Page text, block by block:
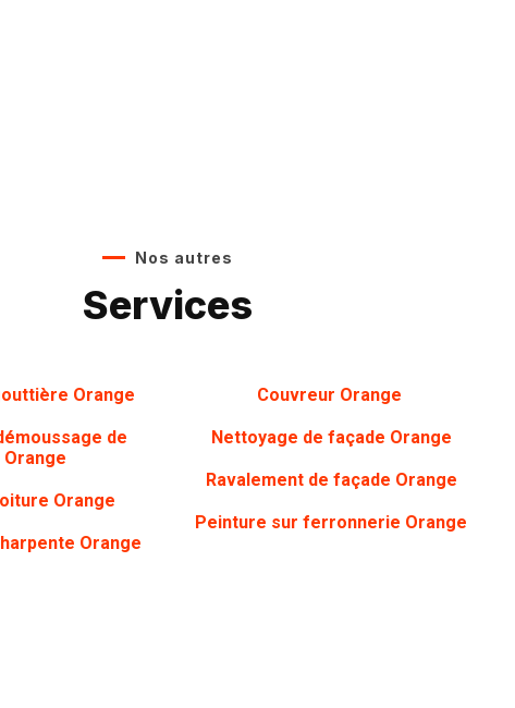
Nos autres
Services
Orange
de
Orange
Orange
Couvreur Orange
Nettoyage de façade Orange
Ravalement de façade Orange
Peinture sur ferronnerie Orange